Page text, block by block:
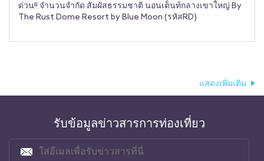
ด่วน!! จำนวนจำกัด สัมผัสธรรมชาติ นอนเต็นท์กลางเขาใหญ่ By
The Rust Dome Resort by Blue Moon (รหัสRD)
แสดงเพิ่มเติม
รับข้อมูลข่าวสารการท่องเที่ยว